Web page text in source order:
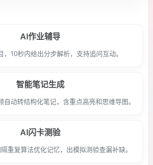
AI作业辅导
，10秒内给出分步解析，支持追问互动。
智能笔记生成
自动转结构化笔记，含重点高亮和思维导图。
AI闪卡测验
重复算法优化记忆，出模拟测验查漏补缺。